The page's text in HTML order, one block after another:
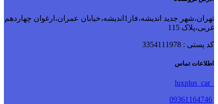
تهران،شهر جدید اندیشه،فاز1اندیشه،خیابان عمران،ارغوان چهاردهم
غربی،پلاک 115
کد پستی : 3354111978
اطلاعات تماس
09361164746